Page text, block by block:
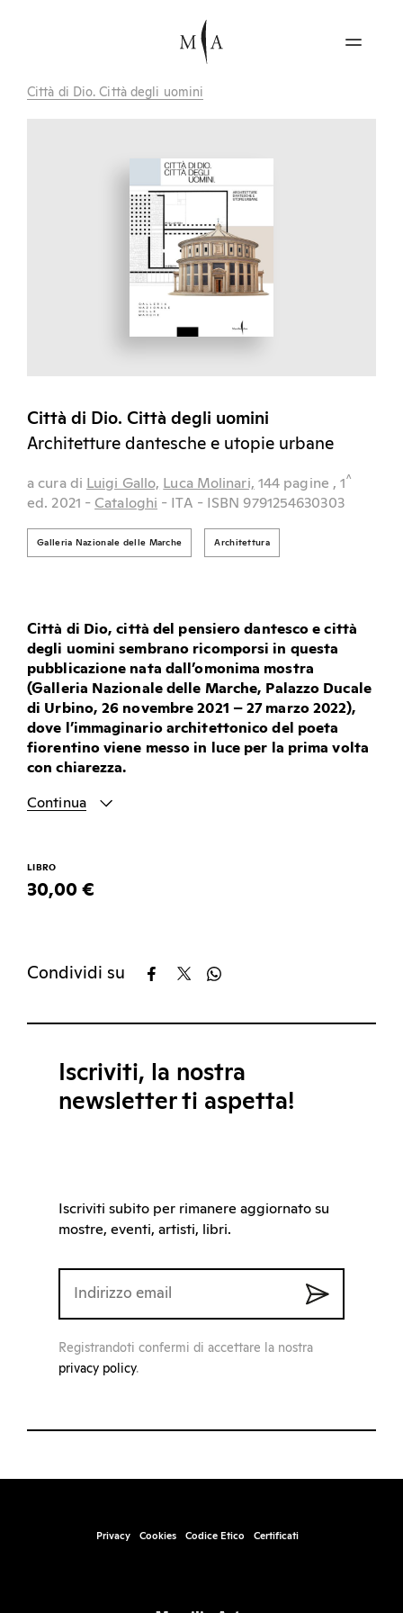
Città di Dio. Città degli uomini
Città di Dio. Città degli uomini
Architetture dantesche e utopie urbane
a cura di Luigi Gallo, Luca Molinari, 144 pagine , 1^
ed. 2021 - Cataloghi - ITA - ISBN 9791254630303
Galleria Nazionale delle Marche Architettura
Città di Dio, città del pensiero dantesco e città
degli uomini sembrano ricomporsi in questa
pubblicazione nata dall’omonima mostra
(Galleria Nazionale delle Marche, Palazzo Ducale
di Urbino, 26 novembre 2021 – 27 marzo 2022),
dove l’immaginario architettonico del poeta
fiorentino viene messo in luce per la prima volta
con chiarezza.
Continua
LIBRO
30,00 €
Condividi su
Iscriviti, la nostra
newsletter ti aspetta!
Iscriviti subito per rimanere aggiornato su
mostre, eventi, artisti, libri.
Registrandoti confermi di accettare la nostra
privacy policy.
Privacy Cookies Codice Etico Certificati